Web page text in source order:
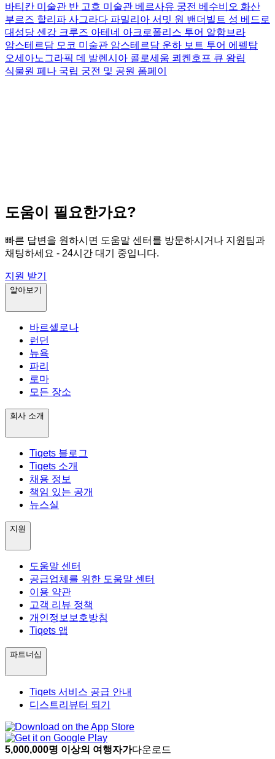
바티칸 미술관 반 고흐 미술관 베르사유 궁전 베수비오 화산
부르즈 할리파 사그라다 파밀리아 서밋 원 밴더빌트 성 베드로
대성당 센강 크루즈 아테네 아크로폴리스 투어 알함브라
암스테르담 모코 미술관 암스테르담 운하 보트 투어 에펠탑
오세아노그라픽 데 발렌시아 콜로세움 쾨켄호프 큐 왕립
식물원 페나 국립 궁전 및 공원 폼페이
도움이 필요한가요?
빠른 답변을 원하시면 도움말 센터를 방문하시거나 지원팀과
채팅하세요 - 24시간 대기 중입니다.
지원 받기
알아보기
바르셀로나
런던
뉴욕
파리
로마
모든 장소
회사 소개
Tiqets 블로그
Tiqets 소개
채용 정보
책임 있는 공개
뉴스실
지원
도움말 센터
공급업체를 위한 도움말 센터
이용 약관
고객 리뷰 정책
개인정보보호방침
Tiqets 앱
파트너십
Tiqets 서비스 공급 안내
디스트리뷰터 되기
5,000,000명 이상의 여행자가다운로드